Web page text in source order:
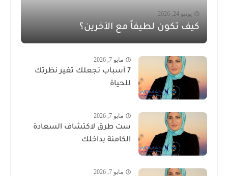
يونيو 24, 2026
كيف تكون لطيفاً مع الآخرين؟
مايو 7, 2026
7 أسباب تجعلك تغير نظرتك
للحياة
مايو 7, 2026
ست طرق لاكتشاف السعادة
الكامنة بداخلك
مايو 7, 2026